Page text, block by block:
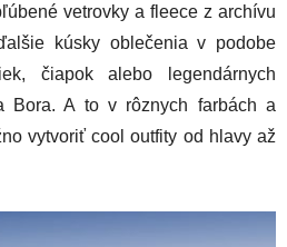
vetrovky a fleece z archívu
kúsky oblečenia v podobe
čiapok alebo legendárnych
Bora. A to v rôznych farbách a
vytvoriť cool outfity od hlavy až